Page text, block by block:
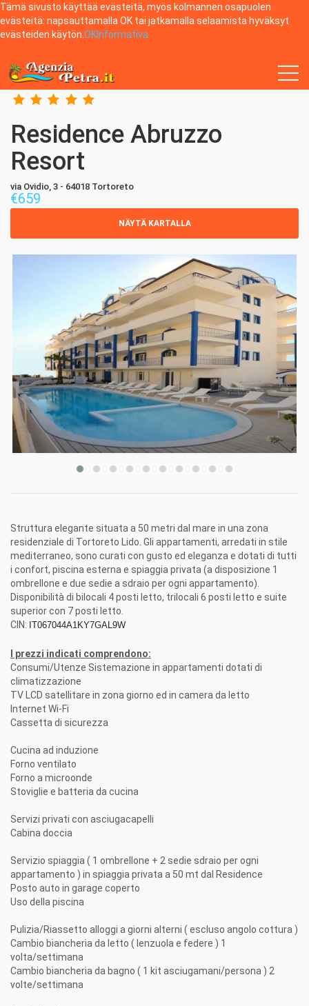
Tämä sivusto käyttää evästeitä, myös kolmannen osapuolen
evästeitä: napsauttamalla OK tai jatkamalla selaamista hyväksyt
evästeiden käytön. OKInformativa
Home Tortoreto
Residence Abruzzo
Resort
via Ovidio, 3 - 64018 Tortoreto
€659
NÄYTÄ KARTALLA
Struttura elegante situata a 50 metri dal mare in una zona
residenziale di Tortoreto Lido. Gli appartamenti, arredati in stile
mediterraneo, sono curati con gusto ed eleganza e dotati di tutti
i confort, piscina esterna e spiaggia privata (a disposizione 1
ombrellone e due sedie a sdraio per ogni appartamento).
Disponibilità di bilocali 4 posti letto, trilocali 6 posti letto e suite
superior con 7 posti letto.
CIN: IT067044A1KY7GAL9W
I prezzi indicati comprendono:
Consumi/Utenze Sistemazione in appartamenti dotati di
climatizzazione
TV LCD satellitare in zona giorno ed in camera da letto
Internet Wi-Fi
Cassetta di sicurezza
Cucina ad induzione
Forno ventilato
Forno a microonde
Stoviglie e batteria da cucina
Servizi privati con asciugacapelli
Cabina doccia
Servizio spiaggia ( 1 ombrellone + 2 sedie sdraio per ogni
appartamento ) in spiaggia privata a 50 mt dal Residence
Posto auto in garage coperto
Uso della piscina
Pulizia/Riassetto alloggi a giorni alterni ( escluso angolo cottura )
Cambio biancheria da letto ( lenzuola e federe ) 1
volta/settimana
Cambio biancheria da bagno ( 1 kit asciugamani/persona ) 2
volte/settimana